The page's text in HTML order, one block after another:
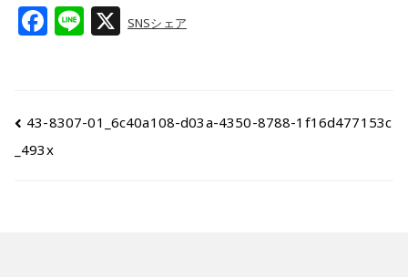
F
e
b
o
Li X
SNSシェア
43-8307-01_6c40a108-d03a-4350-8788-1f16d477153c
_493x